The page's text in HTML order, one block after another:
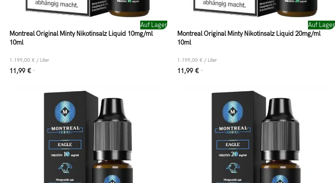
Auf Lager
Montreal Original Minty Nikotinsalz Liquid 10mg/ml
10ml
1.199,00 € / Liter
11,99 € *
Auf Lager
Montreal Original Minty Nikotinsalz Liquid 20mg/ml
10ml
1.199,00 € / Liter
11,99 € *